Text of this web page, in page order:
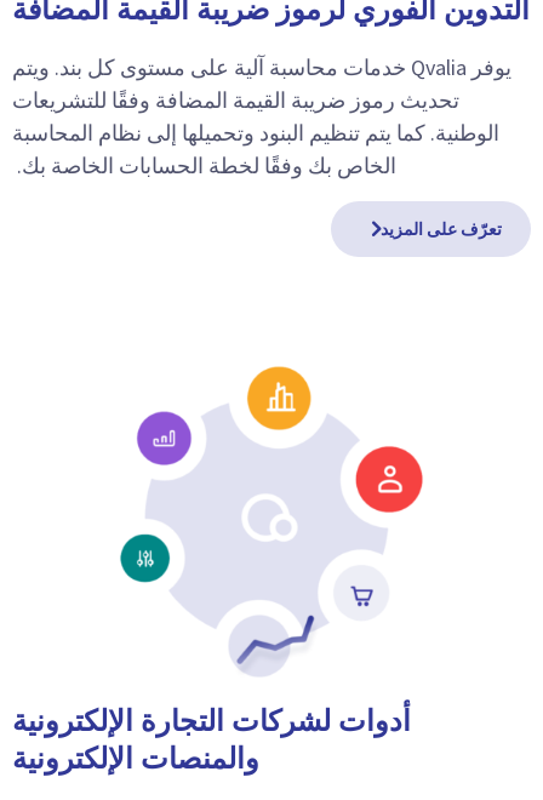
التدوين الفوري لرموز ضريبة القيمة المضافة
يوفر Qvalia خدمات محاسبة آلية على مستوى كل بند. ويتم
تحديث رموز ضريبة القيمة المضافة وفقًا للتشريعات
الوطنية. كما يتم تنظيم البنود وتحميلها إلى نظام المحاسبة
الخاص بك وفقًا لخطة الحسابات الخاصة بك.
تعرّف على المزيد
أدوات لشركات التجارة الإلكترونية
والمنصات الإلكترونية